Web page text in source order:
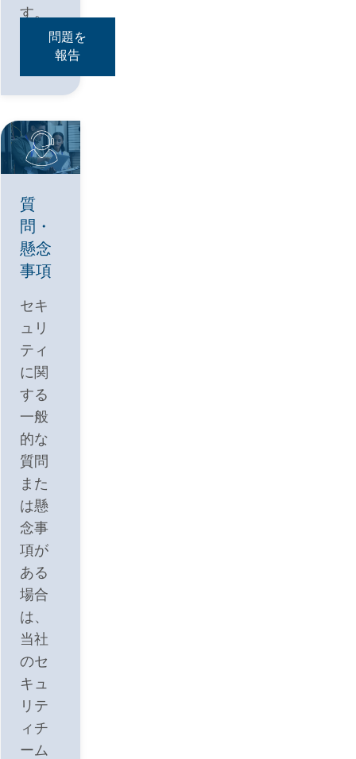
す。
問題を
報告
質
問・
懸念
事項
セキ
ュリ
ティ
に関
する
一般
的な
質問
また
は懸
念事
項が
ある
場合
は、
当社
のセ
キュ
リテ
ィチ
ーム